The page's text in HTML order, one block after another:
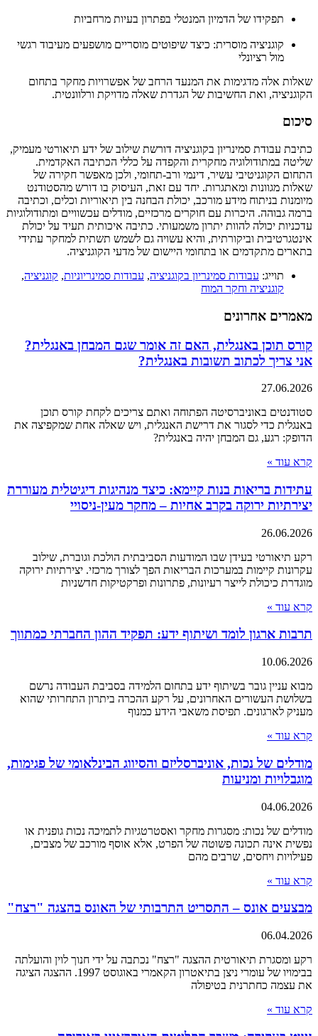
תפקידו של הדמיון המנטלי בפתרון בעיות מרחביות
קוגניציה מוסרית: כיצד שיפוטים מוסריים מושפעים מעיבוד רגשי
מול רציונלי
שאלות אלה מדגימות את המנעד הרחב של אפשרויות מחקר בתחום
הקוגניציה, ואת החשיבות של הגדרת שאלה מדויקת ורלוונטית.
סיכום
כתיבת עבודת סמינריון בקוגניציה דורשת שילוב של ידע תיאורטי מעמיק,
שליטה במתודולוגיה מחקרית והקפדה על כללי הכתיבה האקדמית.
התחום הקוגניטיבי עשיר, דינמי ורב-תחומי, ולכן מאפשר חקירה של
שאלות מגוונות ומאתגרות. יחד עם זאת, העיסוק בו דורש מהסטודנט
מיומנות בניתוח מידע מורכב, יכולת הבחנה בין תיאוריות וכלים, וכתיבה
ברמה גבוהה. היכרות עם חוקרים מרכזיים, מודלים עכשוויים ומתודולוגיות
עדכניות יכולה להוות יתרון משמעותי. כתיבה איכותית תעיד על יכולת
אינטגרטיבית וביקורתית, והיא עשויה גם לשמש תשתית למחקר עתידי
בתארים מתקדמים או בתחומי היישום של מדעי הקוגניציה.
תוייג: עבודות סמינריון בקוגניציה, עבודות סמינריוניות, קוגניציה,
קוגניציה וחקר המוח
מאמרים אחרונים
קורס תוכן באנגלית, האם זה אומר שגם המבחן באנגלית?
אני צריך לכתוב תשובות באנגלית?
27.06.2026
סטודנטים באוניברסיטה הפתוחה ואתם צריכים לקחת קורס תוכן
באנגלית כדי לסגור את דרישת האנגלית, ויש שאלה אחת שמקפיצה את
הדופק: רגע, גם המבחן יהיה באנגלית?
קרא עוד »
עתידות בריאות בנות קיימא: כיצד מנהיגות דיגיטלית מעוררת
יצירתיות ירוקה בקרב אחיות – מחקר מעין-ניסויי
26.06.2026
רקע תיאורטי בעידן שבו המודעות הסביבתית הולכת וגוברת, שילוב
עקרונות קיימות במערכות הבריאות הפך לצורך מרכזי. יצירתיות ירוקה
מוגדרת כיכולת לייצר רעיונות, פתרונות ופרקטיקות חדשניות
קרא עוד »
תרבות ארגון לומד ושיתוף ידע: תפקיד ההון החברתי כמתווך
10.06.2026
מבוא עניין גובר בשיתוף ידע בתחום הלמידה בסביבת העבודה נרשם
בשלושת העשורים האחרונים, על רקע ההכרה ביתרון התחרותי שהוא
מעניק לארגונים. תפיסת משאבי הידע כמנוף
קרא עוד »
מודלים של נכות, אוניברסליזם והסיווג הבינלאומי של פגימות,
מוגבלויות ומניעות
04.06.2026
מודלים של נכות: מסגרות מחקר ואסטרטגיות לתמיכה נכות גופנית או
נפשית אינה תכונה פשוטה של הפרט, אלא אוסף מורכב של מצבים,
פעילויות ויחסים, שרבים מהם
קרא עוד »
מבצעים אונס – התסריט התרבותי של האונס בהצגה "רצח"
06.04.2026
רקע ומסגרת תיאורטית ההצגה "רצח" נכתבה על ידי חנוך לוין והועלתה
בבימויו של עומרי ניצן בתיאטרון הקאמרי באוגוסט 1997. ההצגה הציגה
את עצמה כחתרנית בטיפולה
קרא עוד »